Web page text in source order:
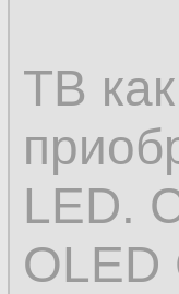
ТВ
LED.
OLED